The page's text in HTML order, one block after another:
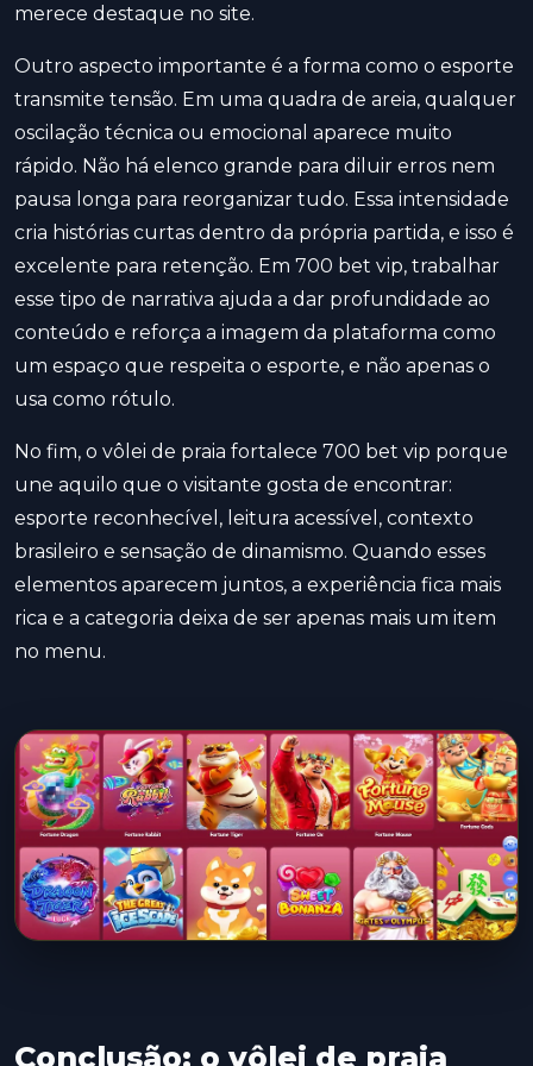
merece destaque no site.
Outro aspecto importante é a forma como o esporte
transmite tensão. Em uma quadra de areia, qualquer
oscilação técnica ou emocional aparece muito
rápido. Não há elenco grande para diluir erros nem
pausa longa para reorganizar tudo. Essa intensidade
cria histórias curtas dentro da própria partida, e isso é
excelente para retenção. Em 700 bet vip, trabalhar
esse tipo de narrativa ajuda a dar profundidade ao
conteúdo e reforça a imagem da plataforma como
um espaço que respeita o esporte, e não apenas o
usa como rótulo.
No fim, o vôlei de praia fortalece 700 bet vip porque
une aquilo que o visitante gosta de encontrar:
esporte reconhecível, leitura acessível, contexto
brasileiro e sensação de dinamismo. Quando esses
elementos aparecem juntos, a experiência fica mais
rica e a categoria deixa de ser apenas mais um item
no menu.
Conclusão: o vôlei de praia